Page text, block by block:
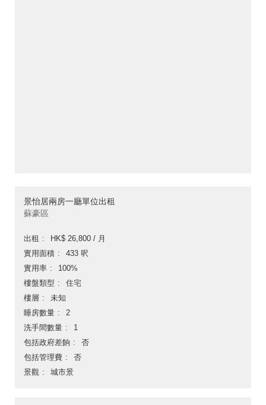
景怡居兩房一廳單位出租
蘇豪區
出租
HK$ 26,800 / 月
實用面積
433 呎
實用率
100%
樓盤類型
住宅
樓層
未知
睡房數量
2
洗手間數量
1
包括政府差餉
否
包括管理費
否
景觀
城市景